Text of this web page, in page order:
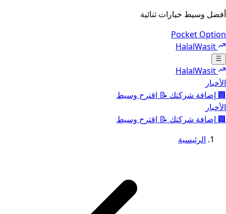
أفضل وسيط خيارات ثنائية
Pocket Option
HalalWasit
Toggle navigation menu
HalalWasit
الأخبار
🏢 إضافة شركتك 📝 اقترح وسيط
الأخبار
🏢 إضافة شركتك 📝 اقترح وسيط
الرئيسية